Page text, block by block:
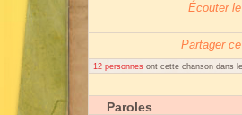
Écouter
Partager
12 personnes ont cette chanson dans
Paroles